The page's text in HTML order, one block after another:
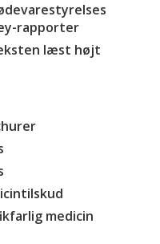
rapporter
læst højt
medicin